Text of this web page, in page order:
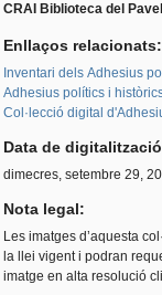
CRAI Biblioteca del
Enllaços
Inventari dels Adhesius
Adhesius polítics i
Col·lecció digital
Data de
dimecres, setembre 29,
Nota legal:
Les imatges d’aquesta
la llei vigent i podran
imatge en alta resolució